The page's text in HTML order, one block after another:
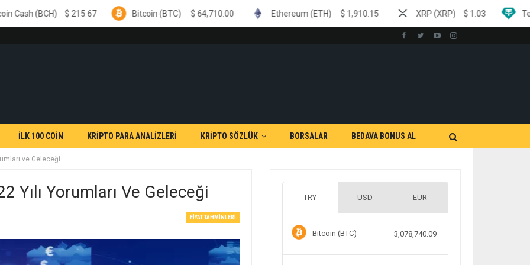
İLK 100 COİN KRİPTO PARA ANALİZLERİ KRİPTO SÖZLÜK BORSALAR BEDAVA BONUS AL
ve Geleceği
Yılı Yorumları Ve Geleceği
FIYAT TAHMINLERI
TRY USD EUR
Bitcoin (BTC) 3,078,740.09
215.67 Bitcoin (BTC) $ 64,710.00 Ethereum (ETH) $1,910.15 XRP (XRP) $1.03 Tether (USDT) $